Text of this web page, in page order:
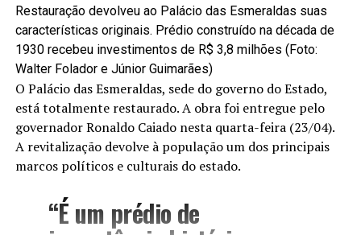
Restauração devolveu ao Palácio das Esmeraldas suas
características originais. Prédio construído na década de
1930 recebeu investimentos de R$ 3,8 milhões (Foto:
Walter Folador e Júnior Guimarães)
O Palácio das Esmeraldas, sede do governo do Estado,
está totalmente restaurado. A obra foi entregue pelo
governador Ronaldo Caiado nesta quarta-feira (23/04).
A revitalização devolve à população um dos principais
marcos políticos e culturais do estado.
“É um prédio de